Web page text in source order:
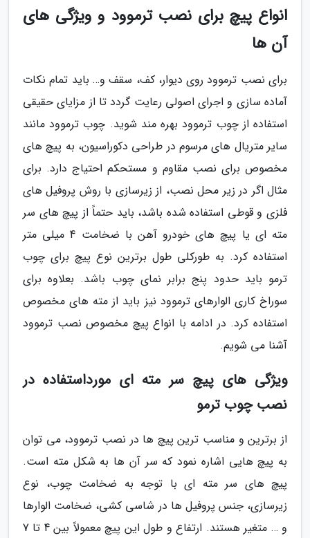
انواع پیچ برای نصب ترموود و ویژگی های
آن ها
برای نصب ترموود روی دیوار، کف، سقف و… باید تمام نکات
آماده سازی و اجرای اصولی رعایت گردد تا از مزایای حقیقی
استفاده از چوب ترموود بهره مند شوید. چوب ترموود مانند
سایر متریال های مرسوم در طراحی دکوراسیون، به پیچ های
مخصوص برای نصب مقاوم و مستحکم احتیاج دارد. برای
مثال اگر در زیر محل نصب، از زیرسازی با روش پروفیل های
فلزی و قوطی استفاده شده باشد، باید حتماً از پیچ های سر
مته ای یا پیچ های خودرو آهن با ضخامت 4 میلی متر
استفاده کرد. به طورکلی طول برترین نوع پیچ برای چوب
ترمو باید حدود پنج برابر نمای چوب باشد. بعلاوه برای
سوراخ کاری الوارهای ترموود نیز باید از مته های مخصوص
استفاده کرد. در ادامه با انواع پیچ مخصوص نصب ترموود
آشنا می شویم.
ویژگی های پیچ سر مته ای مورداستفاده در
نصب چوب ترمو
از برترین و مناسب ترین پیچ ها در نصب ترموود، می توان
به پیچ هایی اشاره نمود که سر آن ها به شکل مته است.
پیچ های سر مته ای با توجه به ضخامت چوب، نوع
زیرسازی، جنس پروفیل ها در شاسی کشی، ضخامت الوارها
و … متغیر هستند. ارتفاع و طول این پیچ معمولاً بین 4 تا 7